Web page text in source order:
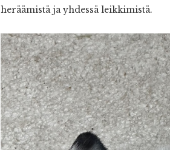
heräämistä ja yhdessä leikkimistä.